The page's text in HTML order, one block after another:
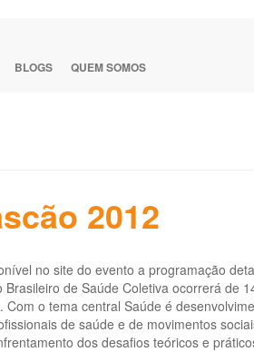
BLOGS QUEM SOMOS
2012
no site do evento a programação
Brasileiro de Saúde Coletiva ocorrerá de
Com o tema central Saúde é
de saúde e de movimentos
dos desafios teóricos e